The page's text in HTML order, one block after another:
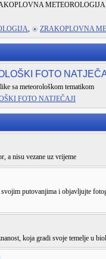
, ZRAKOPLOVNA
FOTO
sa meteorološkom tematikom
FOTO NATJEČAJI
a nisu vezane uz vrijeme
putovanjima i objavljujte
koja gradi svoje temelje u